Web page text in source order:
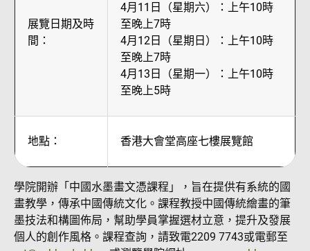
展覽日期及時
間：
4月11日（星期六）：上午10時
至晚上7時
4月12日（星期日）：上午10時
至晚上7時
4月13日（星期一）：上午10時
至晚上5時
地點： 香港大會堂高座七樓展覽館
學院開辦「中國水墨畫文憑課程」，旨在提供有系統的國
畫教學，傳承中國傳統文化。課程教授中國傳統繪畫的筆
墨技法和構圖佈局，幫助學員掌握選材立意，提升及發展
個人的創作風格。課程查詢，請致電2209 7743或電郵至